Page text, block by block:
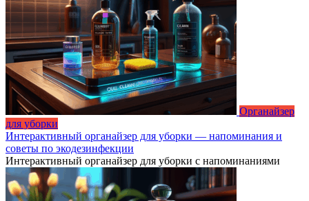
Органайзер
для уборки
Интерактивный органайзер для уборки — напоминания и
советы по экодезинфекции
Интерактивный органайзер для уборки с напоминаниями